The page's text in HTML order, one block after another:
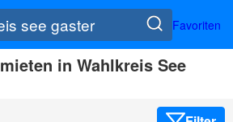
Favoriten
in Wahlkreis See